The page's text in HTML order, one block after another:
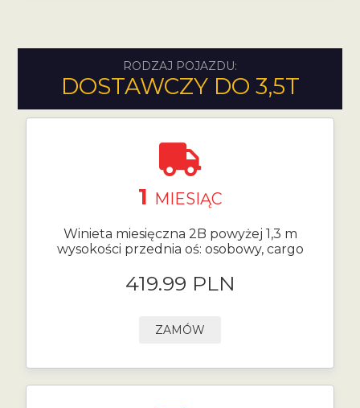
RODZAJ POJAZDU:
DOSTAWCZY DO 3,5T
1 MIESIĄC
Winieta miesięczna 2B powyżej 1,3 m
wysokości przednia oś: osobowy, cargo
419.99 PLN
ZAMÓW